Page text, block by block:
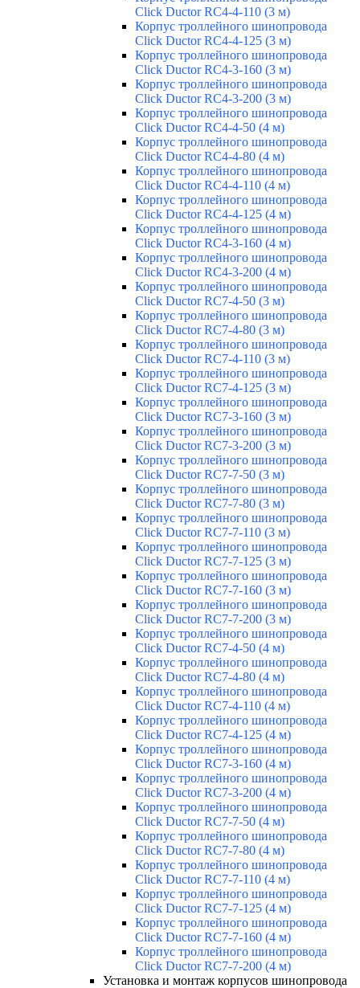
Click Ductor RC4-4-110 (3 м)
Корпус троллейного шинопровода
Click Ductor RC4-4-125 (3 м)
Корпус троллейного шинопровода
Click Ductor RC4-3-160 (3 м)
Корпус троллейного шинопровода
Click Ductor RC4-3-200 (3 м)
Корпус троллейного шинопровода
Click Ductor RC4-4-50 (4 м)
Корпус троллейного шинопровода
Click Ductor RC4-4-80 (4 м)
Корпус троллейного шинопровода
Click Ductor RC4-4-110 (4 м)
Корпус троллейного шинопровода
Click Ductor RC4-4-125 (4 м)
Корпус троллейного шинопровода
Click Ductor RC4-3-160 (4 м)
Корпус троллейного шинопровода
Click Ductor RC4-3-200 (4 м)
Корпус троллейного шинопровода
Click Ductor RC7-4-50 (3 м)
Корпус троллейного шинопровода
Click Ductor RC7-4-80 (3 м)
Корпус троллейного шинопровода
Click Ductor RC7-4-110 (3 м)
Корпус троллейного шинопровода
Click Ductor RC7-4-125 (3 м)
Корпус троллейного шинопровода
Click Ductor RC7-3-160 (3 м)
Корпус троллейного шинопровода
Click Ductor RC7-3-200 (3 м)
Корпус троллейного шинопровода
Click Ductor RC7-7-50 (3 м)
Корпус троллейного шинопровода
Click Ductor RC7-7-80 (3 м)
Корпус троллейного шинопровода
Click Ductor RC7-7-110 (3 м)
Корпус троллейного шинопровода
Click Ductor RC7-7-125 (3 м)
Корпус троллейного шинопровода
Click Ductor RC7-7-160 (3 м)
Корпус троллейного шинопровода
Click Ductor RC7-7-200 (3 м)
Корпус троллейного шинопровода
Click Ductor RC7-4-50 (4 м)
Корпус троллейного шинопровода
Click Ductor RC7-4-80 (4 м)
Корпус троллейного шинопровода
Click Ductor RC7-4-110 (4 м)
Корпус троллейного шинопровода
Click Ductor RC7-4-125 (4 м)
Корпус троллейного шинопровода
Click Ductor RC7-3-160 (4 м)
Корпус троллейного шинопровода
Click Ductor RC7-3-200 (4 м)
Корпус троллейного шинопровода
Click Ductor RC7-7-50 (4 м)
Корпус троллейного шинопровода
Click Ductor RC7-7-80 (4 м)
Корпус троллейного шинопровода
Click Ductor RC7-7-110 (4 м)
Корпус троллейного шинопровода
Click Ductor RC7-7-125 (4 м)
Корпус троллейного шинопровода
Click Ductor RC7-7-160 (4 м)
Корпус троллейного шинопровода
Click Ductor RC7-7-200 (4 м)
Установка и монтаж корпусов шинопровода